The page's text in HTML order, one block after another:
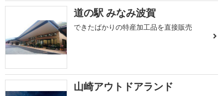
道の駅 みなみ波賀
できたばかりの特産加工品を直接販売
山崎アウトドアランド